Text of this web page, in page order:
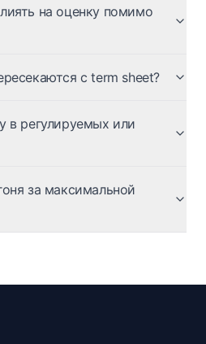
на оценку помимо
с term sheet?
в регулируемых или
за максимальной